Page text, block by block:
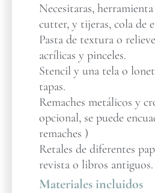
Necesitaras,
cutter, y tijeras, cola de
Pasta de textura o
acrílicas y pinceles.
Stencil y una tela o
tapas.
Remaches metálicos y
opcional, se puede
remaches )
Retales de diferentes
revista o libros antiguos.
Materiales incluidos